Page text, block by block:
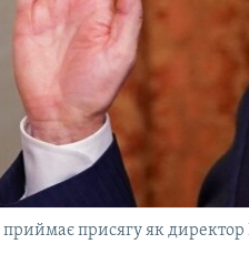
присягу як